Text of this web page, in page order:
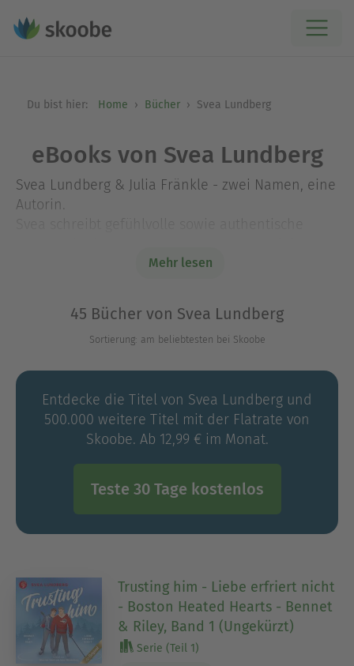
Du bist hier: Home Bücher Svea Lundberg
eBooks von Svea Lundberg
Svea Lundberg & Julia Fränkle - zwei Namen, eine
Autorin.
Erotik und Crime/Thrill, häufig aber nicht immer
Beziehungen auf Augenhöhe und
außergewöhnliche Themen sind in ihren
Romanen garantiert.
Intrigen, Magie und einer ordentlichen Portion
Blut und Dreck.
Mehr lesen
45 Bücher von Svea Lundberg
Sortierung: am beliebtesten bei Skoobe
Entdecke die Titel von Svea Lundberg und
500.000 weitere Titel mit der Flatrate von
Skoobe. Ab 12,99 € im Monat.
Teste 30 Tage kostenlos
Trusting him - Liebe erfriert nicht
- Boston Heated Hearts - Bennet
& Riley, Band 1 (Ungekürzt)
Serie (Teil 1)